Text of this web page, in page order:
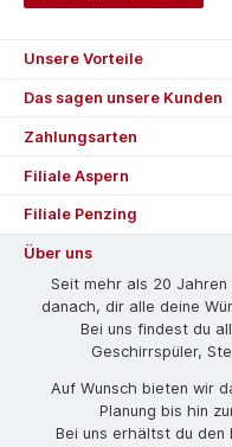
Unsere Vorteile
Das sagen unsere Kunden
Zahlungsarten
Filiale Aspern
Filiale Penzing
Über uns
Seit mehr als 20
danach, dir alle deine
Bei uns findest du
Geschirrspüler,
Auf Wunsch bieten wir
Planung bis hin
Bei uns erhältst du den